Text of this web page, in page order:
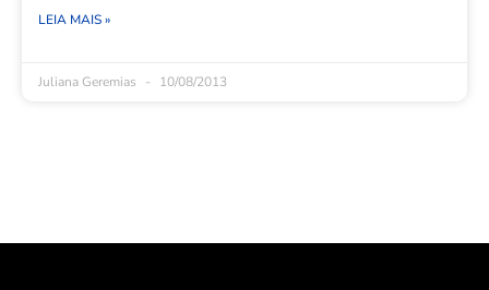
LEIA MAIS »
Juliana Geremias 10/08/2013